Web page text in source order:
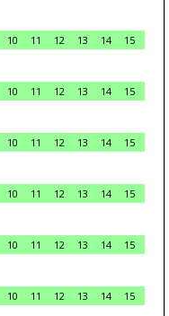
10 11 12 13 14
15
10 11 12 13 14
15
10 11 12 13 14
15
10 11 12 13 14
15
10 11 12 13 14
15
10 11 12 13 14
15